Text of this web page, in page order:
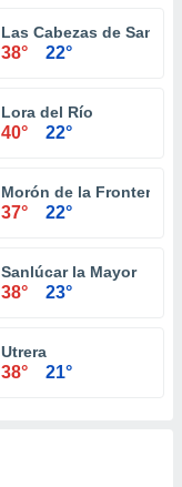
Las Cabezas de San
38° 22°
Lora del Río
40° 22°
Morón de la Frontera
37° 22°
Sanlúcar la Mayor
38° 23°
Utrera
38° 21°